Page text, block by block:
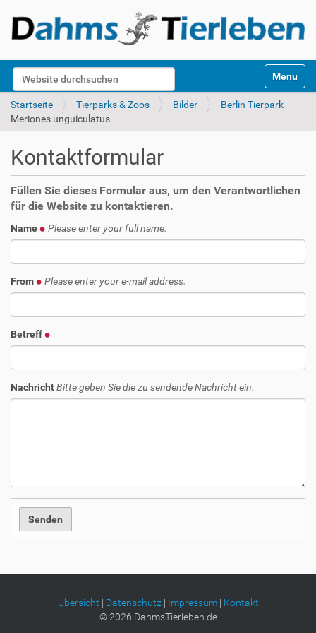
Website durchsuchen
k
Toggle
Startseite Tierparks & Zoos Bilder
Berlin Tierpark
Meriones unguiculatus
Kontaktformular
Füllen Sie dieses Formular aus, um den Verantwortlichen
für die Website zu kontaktieren.
Name Please enter your full name.
From Please enter your e-mail address.
Betreff
NachrichtBitte geben Sie die zu sendende Nachricht ein.
Übersicht | Datenschutz| Impressum| Kontakt
©2026 DahmsTierleben.de